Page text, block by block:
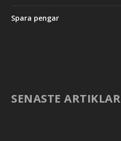
Spara pengar
SENASTE ARTIKLAR